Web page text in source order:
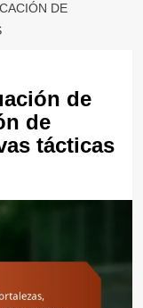
DE
de
de
tácticas